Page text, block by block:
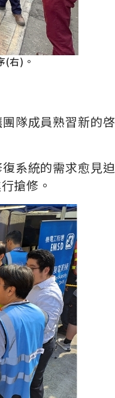
(右)。
隊成員熟習新的啓
系統的需求愈見迫
搶修。